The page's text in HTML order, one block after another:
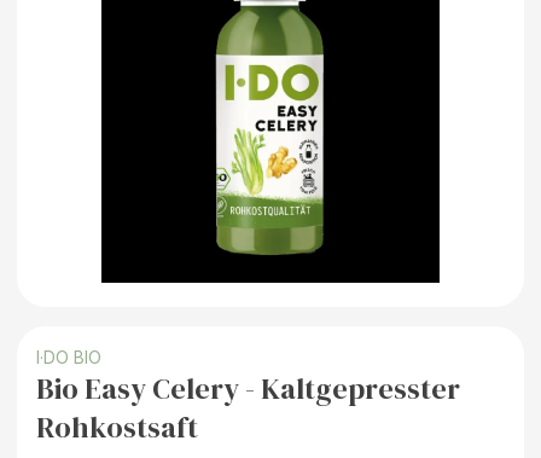
I·DO BIO
Bio Easy Celery - Kaltgepresster
Rohkostsaft